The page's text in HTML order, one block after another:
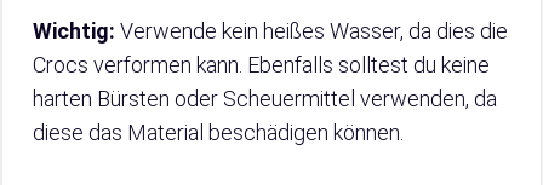
Wichtig: Verwende kein heißes Wasser, da dies die
Crocs verformen kann. Ebenfalls solltest du keine
harten Bürsten oder Scheuermittel verwenden, da
diese das Material beschädigen können.